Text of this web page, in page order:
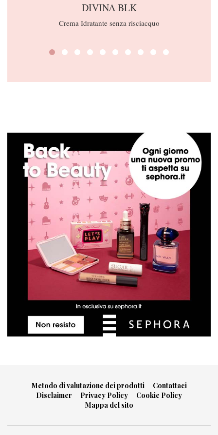
DIVINA BLK
Crema Idratante senza risciacquo
Metodo di valutazione dei prodotti
Contattaci
Disclaimer
Privacy Policy
Cookie Policy
Mappa del sito